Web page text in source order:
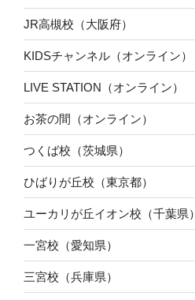
JR高槻校（大阪府）
KIDSチャンネル（オンライン）
LIVE STATION（オンライン）
お茶の間（オンライン）
つくば校（茨城県）
ひばりが丘校（東京都）
ユーカリが丘イオン校（千葉県）
一宮校（愛知県）
三宮校（兵庫県）